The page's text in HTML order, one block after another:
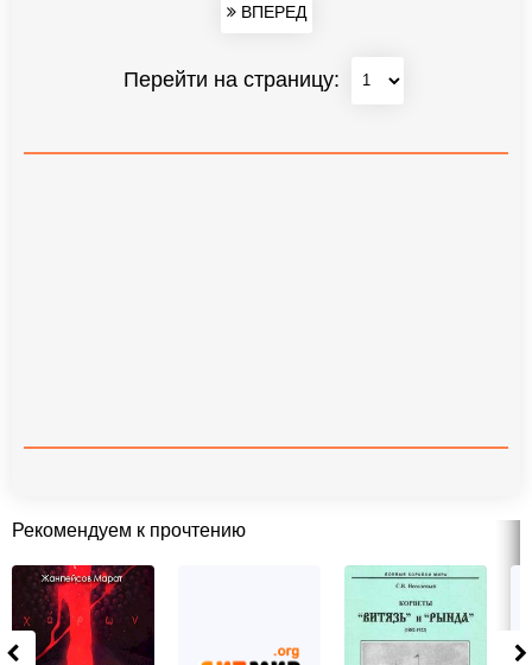
ВПЕРЕД
Перейти на страницу:
Рекомендуем к прочтению